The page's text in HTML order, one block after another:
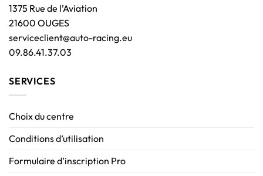
1375 Rue de l’Aviation
21600 OUGES
serviceclient@auto-racing.eu
09.86.41.37.03
SERVICES
Choix du centre
Conditions d’utilisation
Formulaire d’inscription Pro